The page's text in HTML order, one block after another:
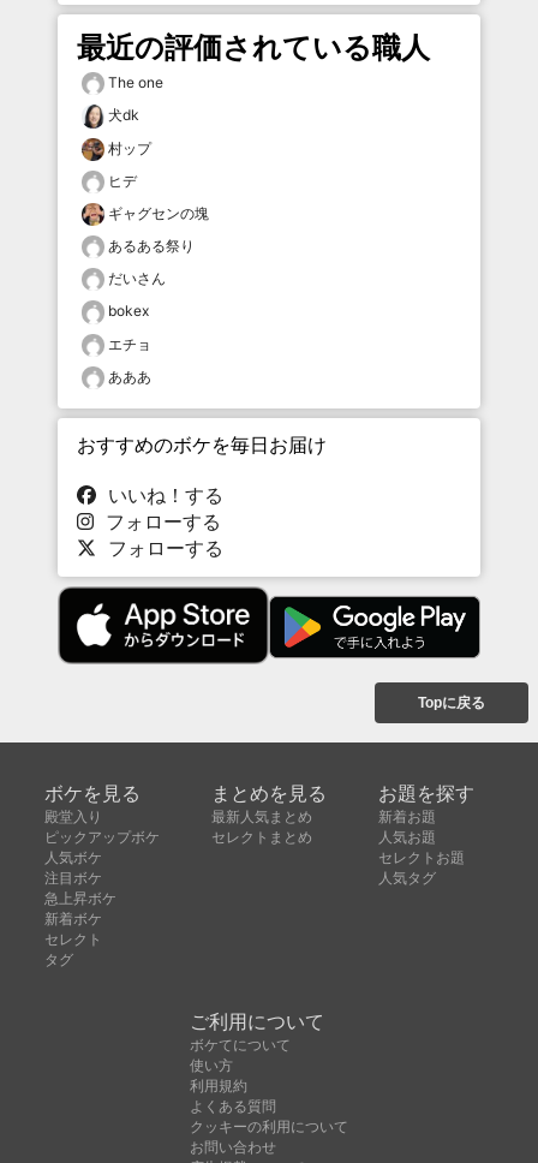
最近の評価されている職人
The one
犬dk
村ップ
ヒデ
ギャグセンの塊
あるある祭り
だいさん
bokex
エチョ
あああ
おすすめのボケを毎日お届け
いいね！する
フォローする
フォローする
Topに戻る
ボケを見る
殿堂入り
ピックアップボケ
人気ボケ
注目ボケ
急上昇ボケ
新着ボケ
セレクト
タグ
まとめを見る
最新人気まとめ
セレクトまとめ
お題を探す
新着お題
人気お題
セレクトお題
人気タグ
ご利用について
ボケてについて
使い方
利用規約
よくある質問
クッキーの利用について
お問い合わせ